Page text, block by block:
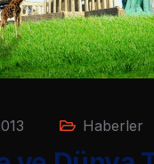
Haberler